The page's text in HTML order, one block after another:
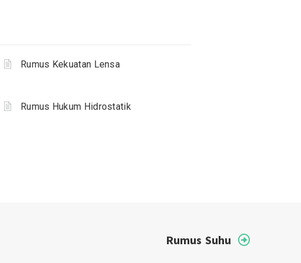
Rumus Kekuatan Lensa
Rumus Hukum Hidrostatik
Rumus Suhu